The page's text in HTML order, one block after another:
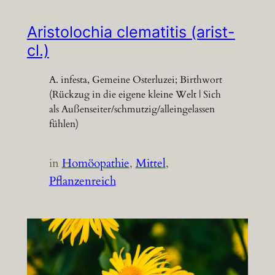
Aristolochia clematitis (arist-
cl.)
A. infesta, Gemeine Osterluzei; Birthwort
(Rückzug in die eigene kleine Welt | Sich
als Außenseiter/schmutzig/alleingelassen
fühlen)
inHomöopathie, Mittel
Pflanzenreich